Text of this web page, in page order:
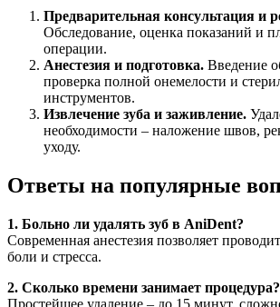
Предварительная консультация и
Обследование, оценка показаний и
операции.
Анестезия и подготовка. Введение
проверка полной онемелости и
инструментов.
Извлечение зуба и заживление.
необходимости – наложение швов,
уходу.
Ответы на популярные
1. Больно ли удалять зуб в AniDent?
Современная анестезия позволяет
боли и стресса.
2. Сколько времени занимает процедура?
Простейшее удаление – до 15 минут,